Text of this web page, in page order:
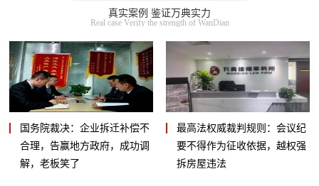
真实案例 鉴证万典实力
Real case Verify the strength of WanDian
国务院裁决：企业拆迁补偿不
合理，告赢地方政府，成功调
解，老板笑了
最高法权威裁判规则：会议纪
要不得作为征收依据，越权强
拆房屋违法